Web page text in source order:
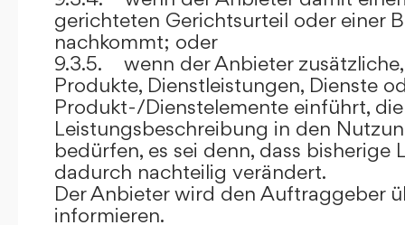
gerichteten Gerichtsurteil oder einer
nachkommt; oder
9.3.5. wenn der Anbieter
Produkte, Dienstleistungen, Dienste
Produkt-/Dienstelemente einführt,
Leistungsbeschreibung in den
bedürfen, es sei denn, dass bisherige
dadurch nachteilig verändert.
Der Anbieter wird den Auftraggeber
informieren.